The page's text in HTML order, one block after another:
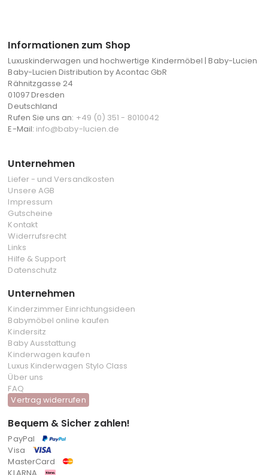
Informationen zum Shop
Luxuskinderwagen und hochwertige Kindermöbel | Baby-Lucien
Baby-Lucien Distribution by Acontac GbR
Rähnitzgasse 24
01097 Dresden
Deutschland
Rufen Sie uns an: +49 (0) 351 - 8010042
E-Mail: info@baby-lucien.de
Unternehmen
Liefer - und Versandkosten
Unsere AGB
Impressum
Gutscheine
Kontakt
Widerrufsrecht
Links
Hilfe & Support
Datenschutz
Unternehmen
Kinderzimmer Einrichtungsideen
Babymöbel online kaufen
Kindersitz
Baby Ausstattung
Kinderwagen kaufen
Luxus Kinderwagen Stylo Class
Über uns
FAQ
Vertrag widerrufen
Bequem & Sicher zahlen!
PayPal
Visa
MasterCard